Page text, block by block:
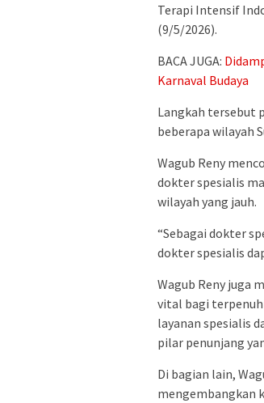
Terapi Intensif
(9/5/2026).
BACA JUGA:
Karnaval Budaya
Langkah tersebut
beberapa wilayah
Wagub Reny
dokter spesialis
wilayah yang jauh.
“Sebagai dokter
dokter spesialis
Wagub Reny juga
vital bagi
layanan spesialis
pilar penunjang
Di bagian lain,
mengembangkan